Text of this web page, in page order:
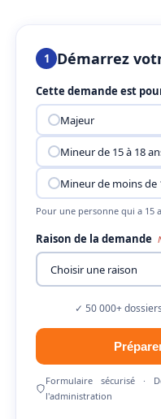
1 Démarrez
Cette demande est
Majeur
Mineur de 15 à 18
Mineur de moins de
Pour une personne qui a 15
Raison de la demande
✓ 50 000+
Formulaire sécurisé ·
l'administration